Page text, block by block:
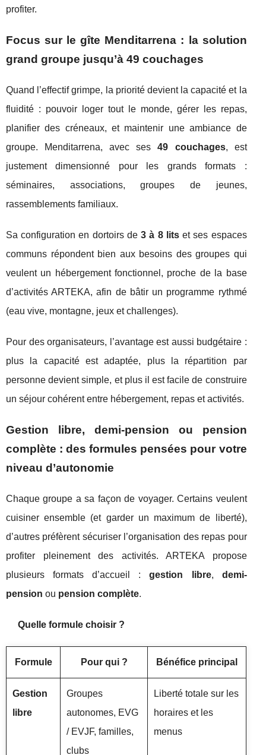
profiter.
Focus sur le gîte Menditarrena : la solution
grand groupe jusqu’à 49 couchages
Quand l’effectif grimpe, la priorité devient la capacité et la
fluidité : pouvoir loger tout le monde, gérer les repas,
planifier des créneaux, et maintenir une ambiance de
groupe. Menditarrena, avec ses49 couchages, est
justement dimensionné pour les grands formats :
séminaires, associations, groupes de jeunes,
rassemblements familiaux.
Sa configuration en dortoirs de3 à 8 litset ses espaces
communs répondent bien aux besoins des groupes qui
veulent un hébergement fonctionnel, proche de la base
d’activités ARTEKA, afin de bâtir un programme rythmé
(eau vive, montagne, jeux et challenges).
Pour des organisateurs, l’avantage est aussi budgétaire :
plus la capacité est adaptée, plus la répartition par
personne devient simple, et plus il est facile de construire
un séjour cohérent entre hébergement, repas et activités.
Gestion libre, demi-pension ou pension
complète : des formules pensées pour votre
niveau d’autonomie
Chaque groupe a sa façon de voyager. Certains veulent
cuisiner ensemble (et garder un maximum de liberté),
d’autres préfèrent sécuriser l’organisation des repas pour
profiter pleinement des activités. ARTEKA propose
plusieurs formats d’accueil :gestion libre, demi-
pension ou pension complète.
Quelle formule choisir ?
Formule Pour qui ? Bénéfice principal
Gestion
libre
Groupes
autonomes, EVG
/ EVJF, familles,
clubs
Liberté totale sur les
horaires et les
menus